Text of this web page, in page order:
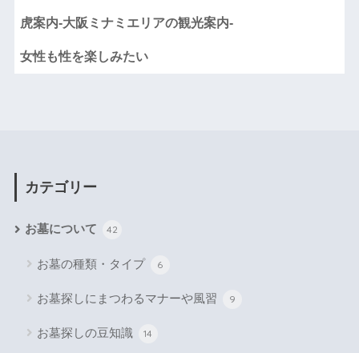
虎案内-大阪ミナミエリアの観光案内-
女性も性を楽しみたい
カテゴリー
お墓について 42
お墓の種類・タイプ 6
お墓探しにまつわるマナーや風習 9
お墓探しの豆知識 14